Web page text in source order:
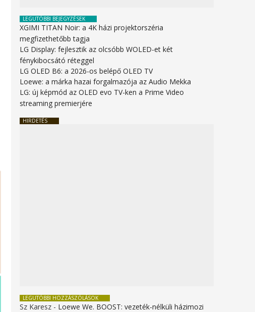
LEGUTÓBBI BEJEGYZÉSEK
XGIMI TITAN Noir: a 4K házi projektorszéria
megfizethetőbb tagja
LG Display: fejlesztik az olcsóbb WOLED-et két
fénykibocsátó réteggel
LG OLED B6: a 2026-os belépő OLED TV
Loewe: a márka hazai forgalmazója az Audio Mekka
LG: új képmód az OLED evo TV-ken a Prime Video
streaming premierjére
HIRDETÉS
LEGUTÓBBI HOZZÁSZÓLÁSOK
Sz Karesz - Loewe We. BOOST: vezeték-nélküli házimozi